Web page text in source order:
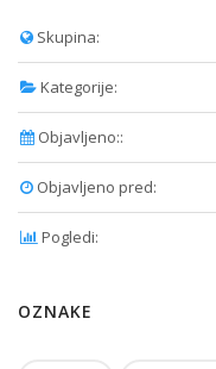
Skupina:
Kategorije:
Objavljeno::
Objavljeno pred:
Pogledi:
OZNAKE